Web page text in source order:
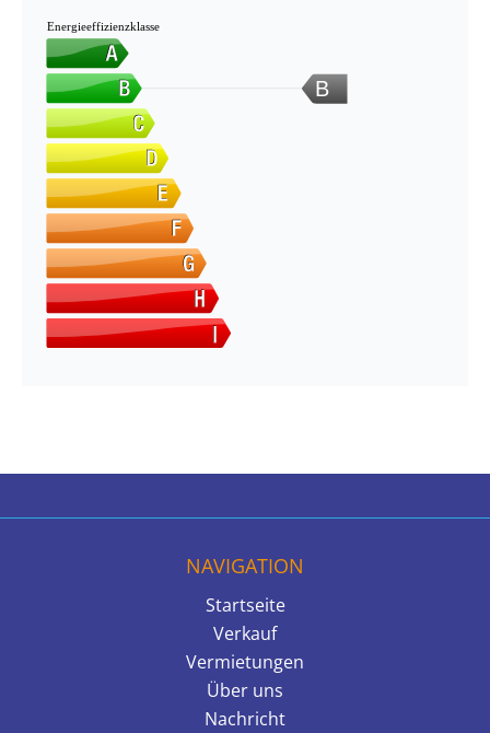
B
Energieeffizienzklasse
NAVIGATION
Startseite
Verkauf
Vermietungen
Über uns
Nachricht